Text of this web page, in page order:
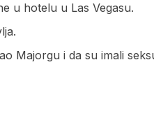
u hotelu u Las Vegasu.
Majorgu i da su imali